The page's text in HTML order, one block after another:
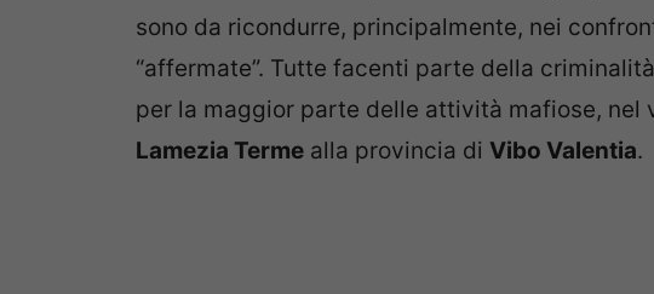
sono da ricondurre, principalmente, nei
“affermate”. Tutte facenti parte della
per la maggior parte delle attività mafiose, nel
Lamezia Terme alla provincia di Vibo Valentia.